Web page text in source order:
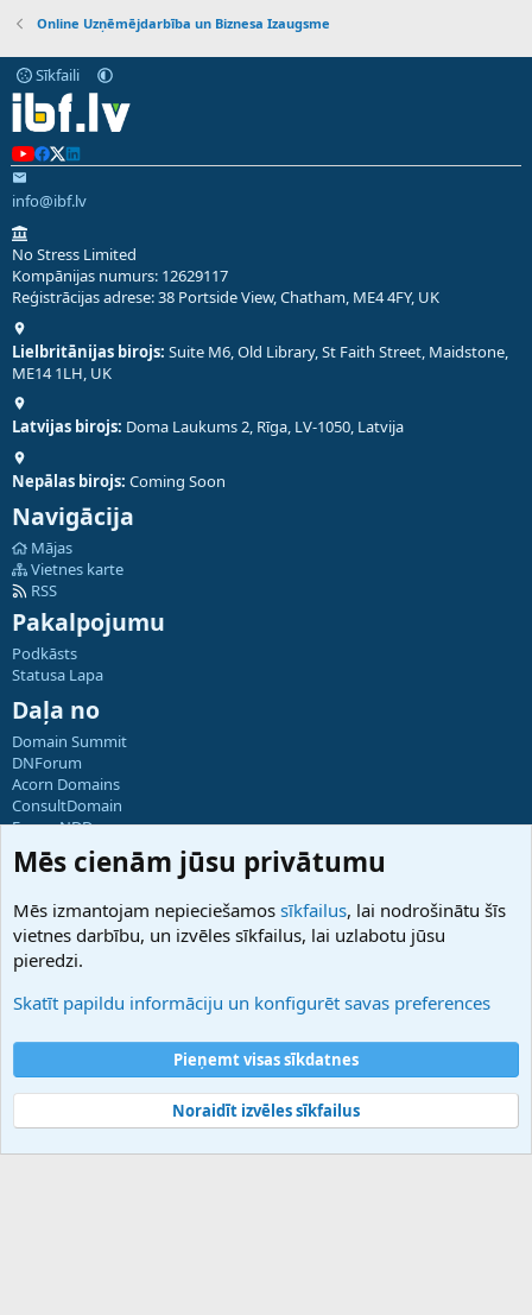
Online Uzņēmējdarbība un Biznesa Izaugsme
Sīkfaili
info@ibf.lv
No Stress Limited
Kompānijas numurs: 12629117
Reģistrācijas adrese: 38 Portside View, Chatham, ME4 4FY, UK
Lielbritānijas birojs: Suite M6, Old Library, St Faith Street, Maidstone,
ME14 1LH, UK
Latvijas birojs: Doma Laukums 2, Rīga, LV-1050, Latvija
Nepālas birojs: Coming Soon
Navigācija
Mājas
Vietnes karte
RSS
Pakalpojumu
Podkāsts
Statusa Lapa
Daļa no
Domain Summit
DNForum
Acorn Domains
ConsultDomain
ForumNDD
Domainforum.ro
27.be
Hostmaria
Atbalsts
Palīdzība
Noteikumi un nosacījumi
Privātuma politika
Community platform by XenForo® © 2010-2025 XenForo Ltd.
Mēs cienām jūsu privātumu
Mēs izmantojam nepieciešamos sīkfailus, lai nodrošinātu šīs
vietnes darbību, un izvēles sīkfailus, lai uzlabotu jūsu
pieredzi.
Skatīt papildu informāciju un konfigurēt savas preferences
Pieņemt visas sīkdatnes
Noraidīt izvēles sīkfailus